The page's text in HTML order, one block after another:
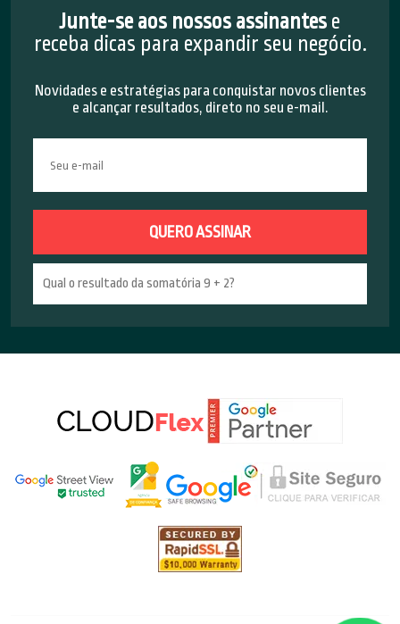
Junte-se aos nossos assinantes e
receba dicas para expandir seu negócio.
Novidades e estratégias para conquistar novos clientes
e alcançar resultados, direto no seu e-mail.